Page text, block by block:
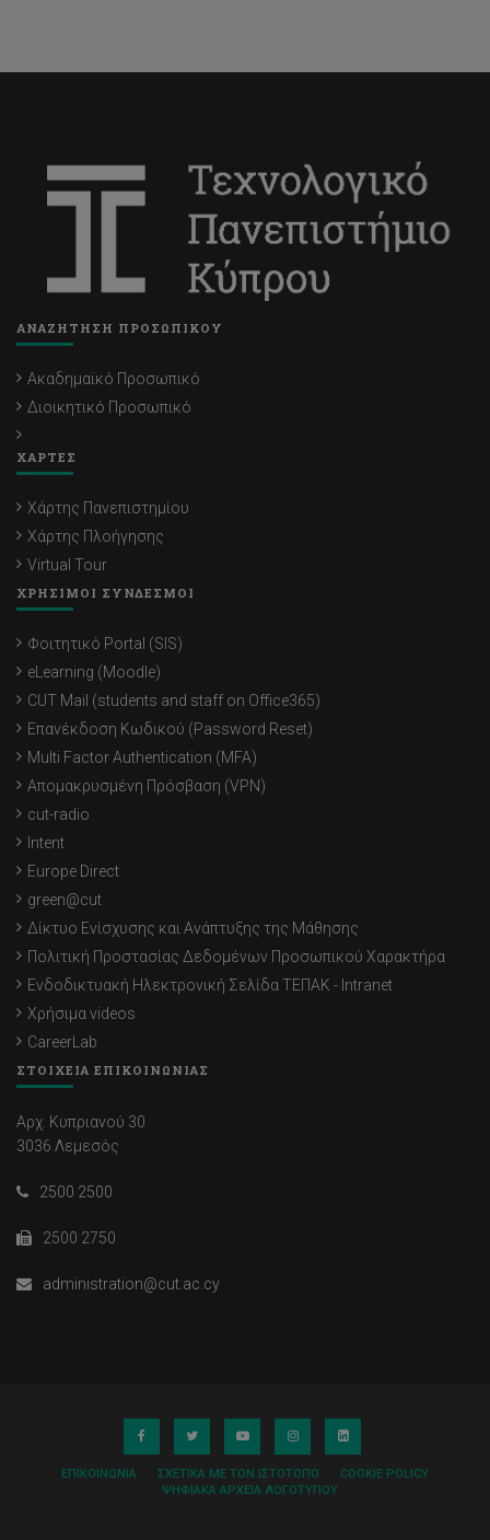
ΑΝΑΖΗΤΗΣΗ ΠΡΟΣΩΠΙΚΟΥ
Ακαδημαϊκό Προσωπικό
Διοικητικό Προσωπικό
ΧΑΡΤΕΣ
Χάρτης Πανεπιστημίου
Χάρτης Πλοήγησης
Virtual Tour
ΧΡΗΣΙΜΟΙ ΣΥΝΔΕΣΜΟΙ
Φοιτητικό Portal (SIS)
eLearning (Moodle)
CUT Mail (students and staff on Office365)
Επανέκδοση Κωδικού (Password Reset)
Multi Factor Authentication (MFA)
Απομακρυσμένη Πρόσβαση (VPN)
cut-radio
Intent
Europe Direct
green@cut
Δίκτυο Ενίσχυσης και Ανάπτυξης της Μάθησης
Πολιτική Προστασίας Δεδομένων Προσωπικού Χαρακτήρα
Ενδοδικτυακή Ηλεκτρονική Σελίδα ΤΕΠΑΚ - Intranet
Χρήσιμα videos
CareerLab
ΣΤΟΙΧΕΙΑ ΕΠΙΚΟΙΝΩΝΙΑΣ
Αρχ. Κυπριανού 30
3036 Λεμεσός
2500 2500
2500 2750
administration@cut.ac.cy
ΕΠΙΚΟΙΝΩΝΊΑ ΣΧΕΤΙΚΆ ΜΕ ΤΟΝ ΙΣΤΌΤΟΠΟ
COOKIE POLICY
ΨΗΦΙΑΚΆ ΑΡΧΕΊΑ ΛΟΓΌΤΥΠΟΥ